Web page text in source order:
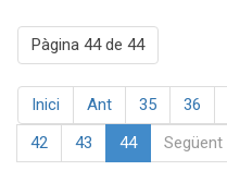
Pàgina 44 de 44
Inici Ant 35 36
42
43 44 Següent